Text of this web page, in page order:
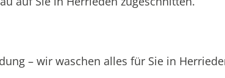
– wir waschen alles für Sie in